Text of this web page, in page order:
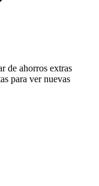
de ahorros extras
para ver nuevas